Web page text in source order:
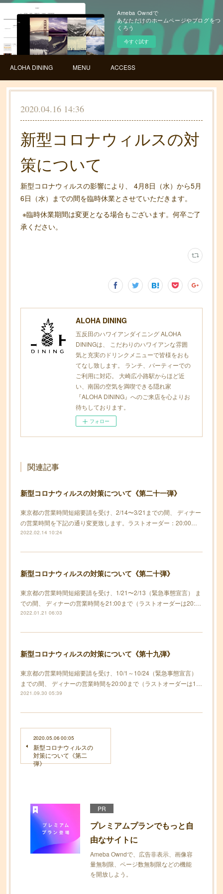
Ameba Owndで
あなただけのホームページやブログをつ
くろう
今すぐ試す
ALOHA DINING MENU ACCESS
2020.04.16 14:36
新型コロナウィルスの対
策について
新型コロナウィルスの影響により、 4月8日（水）から5月
6日（水）までの間を臨時休業とさせていただきます。
※臨時休業期間は変更となる場合もございます。何卒ご了
承ください。
ALOHA DINING
五反田のハワイアンダイニング ALOHA
DININGは、 こだわりのハワイアンな雰囲
気と充実のドリンクメニューで皆様をおも
てなし致します。 ランチ、パーティーでの
ご利用に対応。 大崎広小路駅からほど近
い、南国の空気を満喫できる隠れ家
『ALOHA DINING』へのご来店を心よりお
待ちしております。
フォロー
関連記事
新型コロナウィルスの対策について《第二十一弾》
東京都の営業時間短縮要請を受け、2/14〜3/21までの間、 ディナー
の営業時間を下記の通り変更致します。ラストオーダー：20:00…
2022.02.14 10:24
新型コロナウィルスの対策について《第二十弾》
東京都の営業時間短縮要請を受け、1/21〜2/13（緊急事態宣言） ま
での間、 ディナーの営業時間を21:00まで（ラストオーダーは20:…
2022.01.21 06:03
新型コロナウィルスの対策について《第十九弾》
東京都の営業時間短縮要請を受け、10/1～10/24（緊急事態宣言）
までの間、 ディナーの営業時間を20:00まで（ラストオーダーは1…
2021.09.30 05:39
2020.05.06 00:05
新型コロナウィルスの
対策について《第二
弾》
PR
プレミアムプランでもっと自
由なサイトに
Ameba Owndで、広告非表示、画像容
量無制限、ページ数無制限などの機能
を開放しよう。